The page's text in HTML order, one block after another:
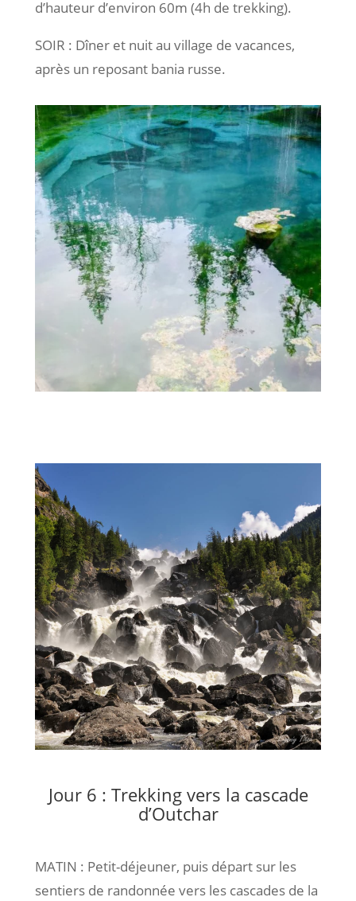
d’hauteur d’environ 60m (4h de trekking).
SOIR : Dîner et nuit au village de vacances,
après un reposant bania russe.
Jour 6 : Trekking vers la cascade
d’Outchar
MATIN : Petit-déjeuner, puis départ sur les
sentiers de randonnée vers les cascades de la